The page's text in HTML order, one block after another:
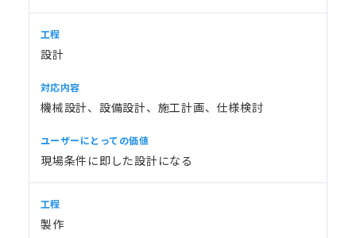
設計
機械設計、設備設計、施工計画、仕様検討
現場条件に即した設計になる
製作